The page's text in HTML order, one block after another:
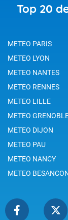
Top 20
METEO PARIS
METEO LYON
METEO NANTES
METEO RENNES
METEO LILLE
METEO
METEO DIJON
METEO PAU
METEO NANCY
METEO